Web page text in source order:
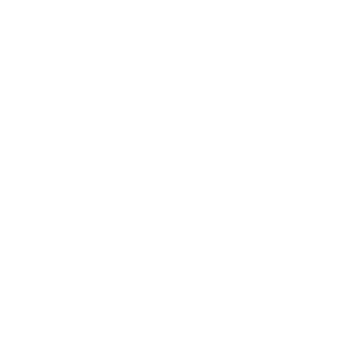
Medien anbieten zu
unserer
diese Informationen
wie zum
Diese Cookies